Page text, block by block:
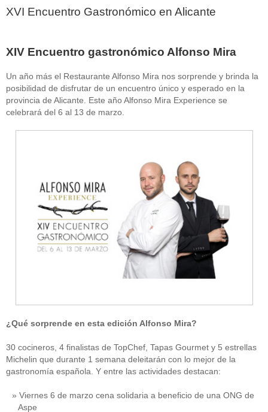
XVI Encuentro Gastronómico en Alicante
XIV Encuentro gastronómico Alfonso Mira
Un año más el Restaurante Alfonso Mira nos sorprende y brinda la
posibilidad de disfrutar de un encuentro único y esperado en la
provincia de Alicante. Este año Alfonso Mira Experience se
celebrará del 6 al 13 de marzo.
¿Qué sorprende en esta edición Alfonso Mira?
30 cocineros, 4 finalistas de TopChef, Tapas Gourmet y 5 estrellas
Michelin que durante 1 semana deleitarán con lo mejor de la
gastronomía española. Y entre las actividades destacan:
Viernes 6 de marzo cena solidaria a beneficio de una ONG de
Aspe